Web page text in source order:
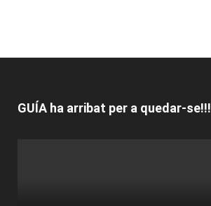
GUÍA ha arribat per a quedar-se!!!